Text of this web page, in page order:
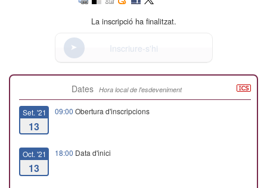
La inscripció ha finalitzat.
Inscriure-s'hi
Dates Hora local de l'esdeveniment
Set. '21
13
09:00 Obertura d'inscripcions
Oct. '21
13
18:00 Data d'inici